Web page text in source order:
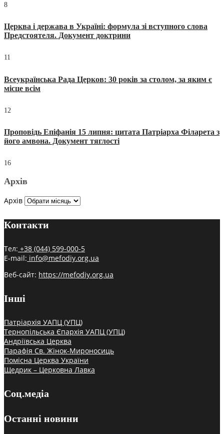
8
Церква і держава в Україні: формула зі вступного слова
Предстоятеля. Документ доктрини
11
Всеукраїнська Рада Церков: 30 років за столом, за яким є
місце всім
12
Проповідь Епіфанія 15 липня: цитата Патріарха Філарета з
його амвона. Документ тяглості
16
Архів
Архів
Контакти
Тел: +38 (044) 599-000-5
E-mail: info@mefodiy.org.ua
Веб-сайт: https://mefodiy.org.ua
Інші
Патріархія УАПЦ (УПЦ)
Тернопільська Єпархія УАПЦ (УПЦ)
Андріївська Церква
Парафія Св. Жінок-Мироносиць
Помісна Церква України
Щедрик – Церковна Лавка
Соц.медіа
Останні новини